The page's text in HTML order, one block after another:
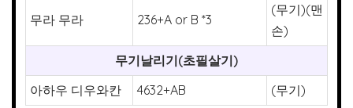
무라 무라 236+A or B *3
(무기)(맨
손)
무기날리기(초필살기)
아하우 디우와칸
4632+AB (무기)